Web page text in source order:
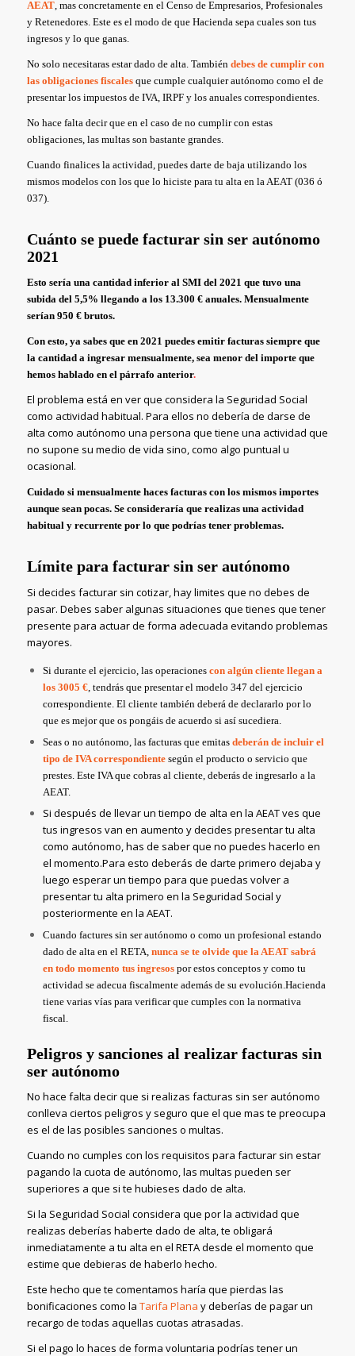
AEAT, mas concretamente en el Censo de Empresarios, Profesionales
y Retenedores. Este es el modo de que Hacienda sepa cuales son tus
ingresos y lo que ganas.
No solo necesitaras estar dado de alta. También debes de cumplir con
las obligaciones fiscalesque cumple cualquier autónomo como el de
presentar los impuestos de IVA, IRPF y los anuales correspondientes.
No hace falta decir que en el caso de no cumplir con estas
obligaciones, las multas son bastante grandes.
Cuando finalices la actividad, puedes darte de baja utilizando los
mismos modelos con los que lo hiciste para tu alta en la AEAT (036 ó
037).
Cuánto se puede facturar sin ser autónomo
2021
Esto sería una cantidad inferior al SMI del 2021 que tuvo una
subida del 5,5% llegando a los 13.300 € anuales. Mensualmente
serían 950 € brutos.
Con esto, ya sabes que en 2021 puedes emitir facturas siempre que
la cantidad a ingresar mensualmente, sea menor del importe que
hemos hablado en el párrafo anterior.
El problema está en ver que considera la Seguridad Social
como actividad habitual. Para ellos no debería de darse de
alta como autónomo una persona que tiene una actividad que
no supone su medio de vida sino, como algo puntual u
ocasional.
Cuidado si mensualmente haces facturas con los mismos importes
aunque sean pocas. Se consideraría que realizas una actividad
habitual y recurrente por lo que podrías tener problemas.
Límite para facturar sin ser autónomo
Si decides facturar sin cotizar, hay limites que no debes de
pasar. Debes saber algunas situaciones que tienes que tener
presente para actuar de forma adecuada evitando problemas
mayores.
Si durante el ejercicio, las operacionescon algún cliente llegan a
los 3005 €, tendrás que presentar el modelo 347 del ejercicio
correspondiente. El cliente también deberá de declararlo por lo
que es mejor que os pongáis de acuerdo si así sucediera.
Seas o no autónomo, las facturas que emitas deberán de incluir el
tipo de IVA correspondientesegún el producto o servicio que
prestes. Este IVA que cobras al cliente, deberás de ingresarlo a la
AEAT.
Si después de llevar un tiempo de alta en la AEAT ves que
tus ingresos van en aumento y decides presentar tu alta
como autónomo, has de saber que no puedes hacerlo en
el momento.Para esto deberás de darte primero dejaba y
luego esperar un tiempo para que puedas volver a
presentar tu alta primero en la Seguridad Social y
posteriormente en la AEAT.
Cuando factures sin ser autónomo o como un profesional estando
dado de alta en el RETA, nunca se te olvide que la AEAT sabrá
en todo momento tus ingresospor estos conceptos y como tu
actividad se adecua fiscalmente además de su evolución. Hacienda
tiene varias vías para verificar que cumples con la normativa
fiscal.
Peligros y sanciones al realizar facturas sin
ser autónomo
No hace falta decir que si realizas facturas sin ser autónomo
conlleva ciertos peligros y seguro que el que mas te preocupa
es el de las posibles sanciones o multas.
Cuando no cumples con los requisitos para facturar sin estar
pagando la cuota de autónomo, las multas pueden ser
superiores a que si te hubieses dado de alta.
Si la Seguridad Social considera que por la actividad que
realizas deberías haberte dado de alta, te obligará
inmediatamente a tu alta en el RETA desde el momento que
estime que debieras de haberlo hecho.
Este hecho que te comentamos haría que pierdas las
bonificaciones como la Tarifa Plana y deberías de pagar un
recargo de todas aquellas cuotas atrasadas.
Si el pago lo haces de forma voluntaria podrías tener un